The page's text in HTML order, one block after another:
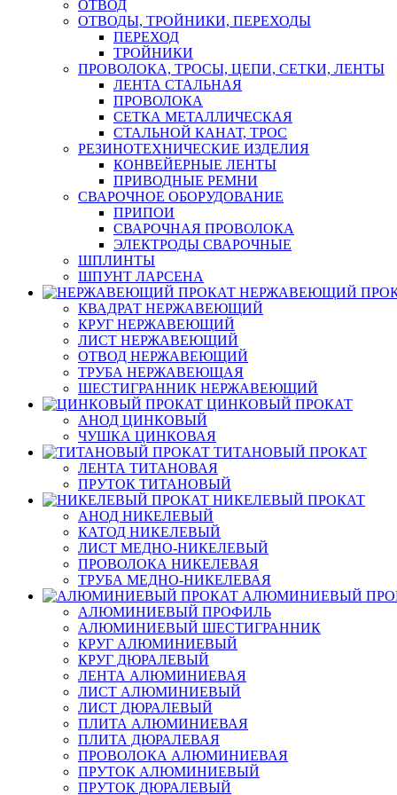
ОТВОД
ОТВОДЫ, ТРОЙНИКИ, ПЕРЕХОДЫ
ПЕРЕХОД
ТРОЙНИКИ
ПРОВОЛОКА, ТРОСЫ, ЦЕПИ, СЕТКИ, ЛЕНТЫ
ЛЕНТА СТАЛЬНАЯ
ПРОВОЛОКА
СЕТКА МЕТАЛЛИЧЕСКАЯ
СТАЛЬНОЙ КАНАТ, ТРОС
РЕЗИНОТЕХНИЧЕСКИЕ ИЗДЕЛИЯ
КОНВЕЙЕРНЫЕ ЛЕНТЫ
ПРИВОДНЫЕ РЕМНИ
СВАРОЧНОЕ ОБОРУДОВАНИЕ
ПРИПОИ
СВАРОЧНАЯ ПРОВОЛОКА
ЭЛЕКТРОДЫ СВАРОЧНЫЕ
ШПЛИНТЫ
ШПУНТ ЛАРСЕНА
НЕРЖАВЕЮЩИЙ
КВАДРАТ НЕРЖАВЕЮЩИЙ
КРУГ НЕРЖАВЕЮЩИЙ
ЛИСТ НЕРЖАВЕЮЩИЙ
ОТВОД НЕРЖАВЕЮЩИЙ
ТРУБА НЕРЖАВЕЮЩАЯ
ШЕСТИГРАННИК НЕРЖАВЕЮЩИЙ
ЦИНКОВЫЙ ПРОКАТ
АНОД ЦИНКОВЫЙ
ЧУШКА ЦИНКОВАЯ
ТИТАНОВЫЙ ПРОКАТ
ЛЕНТА ТИТАНОВАЯ
ПРУТОК ТИТАНОВЫЙ
НИКЕЛЕВЫЙ ПРОКАТ
АНОД НИКЕЛЕВЫЙ
КАТОД НИКЕЛЕВЫЙ
ЛИСТ МЕДНО-НИКЕЛЕВЫЙ
ПРОВОЛОКА НИКЕЛЕВАЯ
ТРУБА МЕДНО-НИКЕЛЕВАЯ
АЛЮМИНИЕВЫЙ
АЛЮМИНИЕВЫЙ ПРОФИЛЬ
АЛЮМИНИЕВЫЙ ШЕСТИГРАННИК
КРУГ АЛЮМИНИЕВЫЙ
КРУГ ДЮРАЛЕВЫЙ
ЛЕНТА АЛЮМИНИЕВАЯ
ЛИСТ АЛЮМИНИЕВЫЙ
ЛИСТ ДЮРАЛЕВЫЙ
ПЛИТА АЛЮМИНИЕВАЯ
ПЛИТА ДЮРАЛЕВАЯ
ПРОВОЛОКА АЛЮМИНИЕВАЯ
ПРУТОК АЛЮМИНИЕВЫЙ
ПРУТОК ДЮРАЛЕВЫЙ